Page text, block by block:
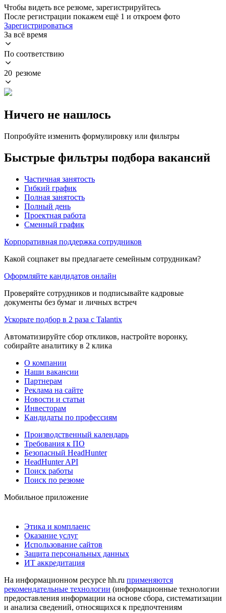
Чтобы видеть все резюме, зарегистрируйтесь
После регистрации покажем ещё 1 и откроем фото
Зарегистрироваться
За всё время
По соответствию
20 резюме
Ничего не нашлось
Попробуйте изменить формулировку или фильтры
Быстрые фильтры подбора вакансий
Частичная занятость
Гибкий график
Полная занятость
Полный день
Проектная работа
Сменный график
Корпоративная поддержка сотрудников
Какой соцпакет вы предлагаете семейным сотрудникам?
Оформляйте кандидатов онлайн
Проверяйте сотрудников и подписывайте кадровые
документы без бумаг и личных встреч
Ускорьте подбор в 2 раза с Talantix
Автоматизируйте сбор откликов, настройте воронку,
собирайте аналитику в 2 клика
О компании
Наши вакансии
Партнерам
Реклама на сайте
Новости и статьи
Инвесторам
Кандидаты по профессиям
Производственный календарь
Требования к ПО
Безопасный HeadHunter
HeadHunter API
Поиск работы
Поиск по резюме
Мобильное приложение
Этика и комплаенс
Оказание услуг
Использование сайтов
Защита персональных данных
ИТ аккредитация
На информационном ресурсе hh.ru применяются
рекомендательные технологии (информационные технологии
предоставления информации на основе сбора, систематизации
и анализа сведений, относящихся к предпочтениям